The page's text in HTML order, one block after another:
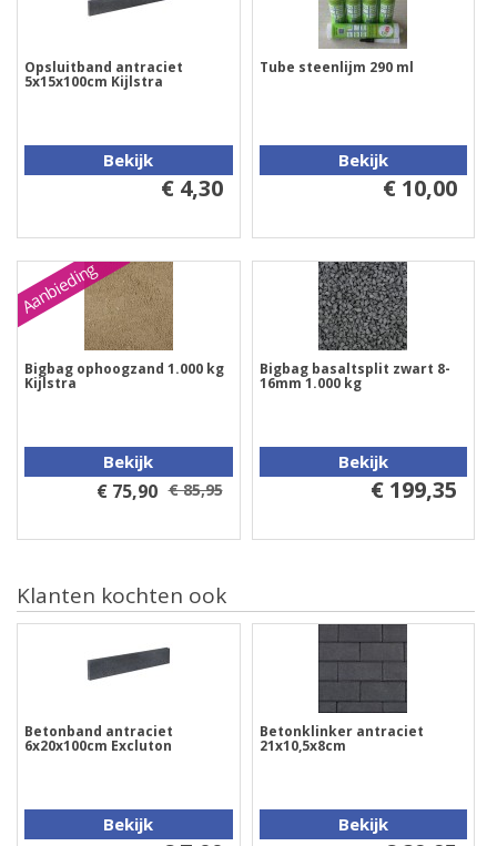
Opsluitband antraciet
5x15x100cm Kijlstra
Bekijk
€ 4,30
Tube steenlijm 290 ml
Bekijk
€ 10,00
Aanbieding
Bigbag ophoogzand 1.000 kg
Kijlstra
Bekijk
€ 75,90 € 85,95
Bigbag basaltsplit zwart 8-
16mm 1.000 kg
Bekijk
€ 199,35
Klanten kochten ook
Betonband antraciet
6x20x100cm Excluton
Bekijk
Betonklinker antraciet
21x10,5x8cm
Bekijk